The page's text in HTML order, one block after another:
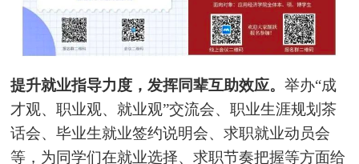
提升就业指导力度，发挥同辈互助效应。举办“成
才观、职业观、就业观”交流会、职业生涯规划茶
话会、毕业生就业签约说明会、求职就业动员会
等，为同学们在就业选择、求职节奏把握等方面给